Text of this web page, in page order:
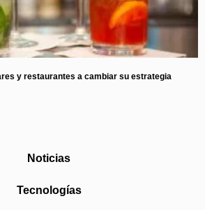
y restaurantes a cambiar su estrategia
Noticias
Tecnologías